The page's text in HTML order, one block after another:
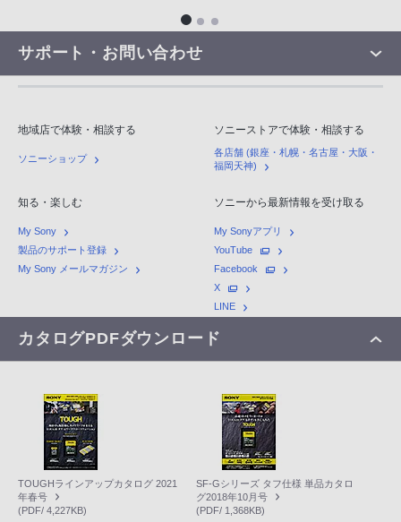
サポート・お問い合わせ
地域店で体験・相談する
ソニーショップ
ソニーストアで体験・相談する
各店舗 (銀座・札幌・名古屋・大阪・
福岡天神)
知る・楽しむ
My Sony
製品のサポート登録
My Sony メールマガジン
ソニーから最新情報を受け取る
My Sonyアプリ
YouTube
Facebook
X
LINE
カタログPDFダウンロード
TOUGHラインアップカタログ 2021
年春号
(PDF/ 4,227KB)
SF-Gシリーズ タフ仕様 単品カタロ
グ2018年10月号
(PDF/ 1,368KB)